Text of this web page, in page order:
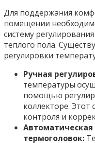
Для поддержания
помещении
систему
теплого пола.
регулировки
Ручная
температуры
помощью
коллекторе. Этот
контроля и
термоголовок: